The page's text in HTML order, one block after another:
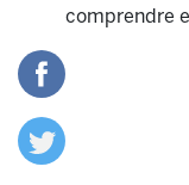
comprendre